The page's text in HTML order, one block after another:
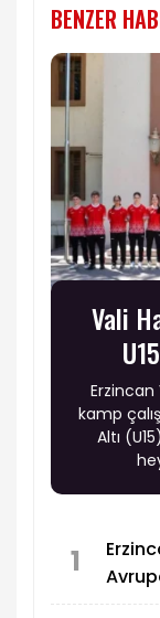
BENZER
Vali
Erzincan
kamp
Altı
1